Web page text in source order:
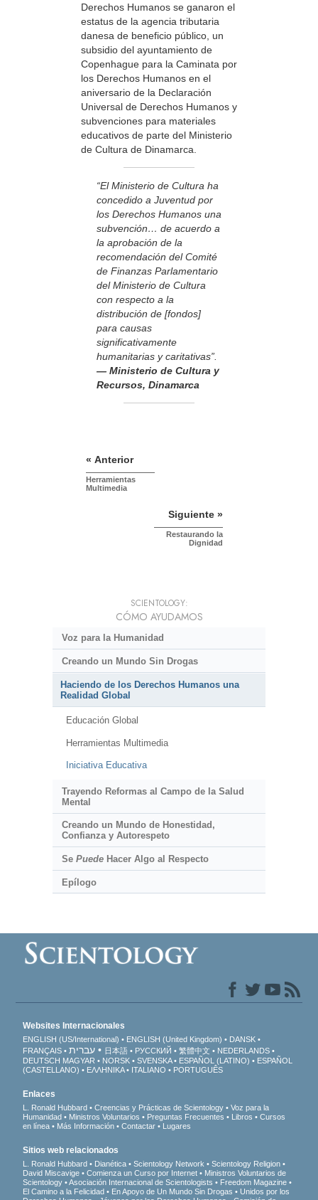
Derechos Humanos se ganaron el
estatus de la agencia tributaria
danesa de beneficio público, un
subsidio del ayuntamiento de
Copenhague para la Caminata por
los Derechos Humanos en el
aniversario de la Declaración
Universal de Derechos Humanos y
subvenciones para materiales
educativos de parte del Ministerio
de Cultura de Dinamarca.
“El Ministerio de Cultura ha
concedido a Juventud por
los Derechos Humanos una
subvención… de acuerdo a
la aprobación de la
recomendación del Comité
de Finanzas Parlamentario
del Ministerio de Cultura
con respecto a la
distribución de [fondos]
para causas
significativamente
humanitarias y caritativas”.
— Ministerio de Cultura y
Recursos, Dinamarca
« Anterior
Herramientas
Multimedia
Siguiente »
Restaurando la
Dignidad
SCIENTOLOGY:
CÓMO AYUDAMOS
Voz para la Humanidad
Creando un Mundo Sin Drogas
Haciendo de los Derechos Humanos una
Realidad Global
Educación Global
Herramientas Multimedia
Iniciativa Educativa
Trayendo Reformas al Campo de la Salud
Mental
Creando un Mundo de Honestidad,
Confianza y Autorespeto
Se PuedeHacer Algo al Respecto
Epílogo
Websites Internacionales
ENGLISH (US/International) ENGLISH (United Kingdom)
DANSK
FRANÇAIS
עברית 日本語 РУССКИЙ 繁體中文
NEDERLANDS
DEUTSCH MAGYAR NORSK SVENSKA ESPAÑOL (LATINO)
ESPAÑOL
(CASTELLANO)
ΕΛΛΗΝΙΚA ITALIANO PORTUGUÊS
Enlaces
L. Ronald Hubbard Creencias y Prácticas de Scientology
Voz para la
Humanidad
Ministros Voluntarios Preguntas Frecuentes Libros
Cursos
en línea
Más Información Contactar Lugares
Sitios web relacionados
L. Ronald Hubbard Dianética Scientology Network
Scientology Religion
David Miscavige
Comienza un Curso por Internet
Ministros Voluntarios de
Scientology
Asociación Internacional de Scientologists
Freedom Magazine
El Camino a la Felicidad
En Apoyo de Un Mundo Sin Drogas
Unidos por los